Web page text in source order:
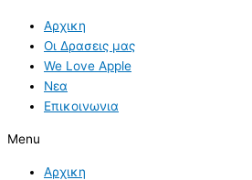
Αρχικη
Οι Δρασεις μας
We Love Apple
Νεα
Επικοινωνια
Menu
Αρχικη